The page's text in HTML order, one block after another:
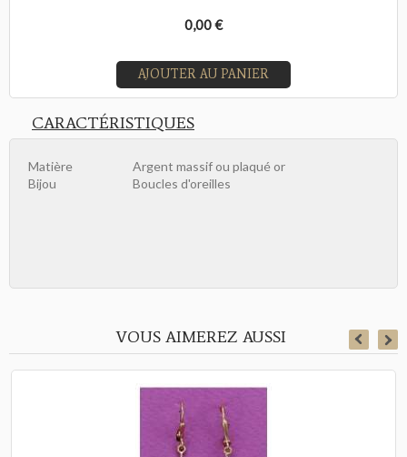
0,00 €
AJOUTER AU PANIER
CARACTÉRISTIQUES
Matière
Argent massif ou plaqué or
Bijou
Boucles d'oreilles
VOUS AIMEREZ AUSSI